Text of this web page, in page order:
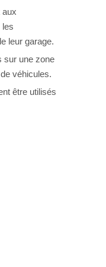
aux
les
leur garage.
sur une zone
véhicules.
être utilisés